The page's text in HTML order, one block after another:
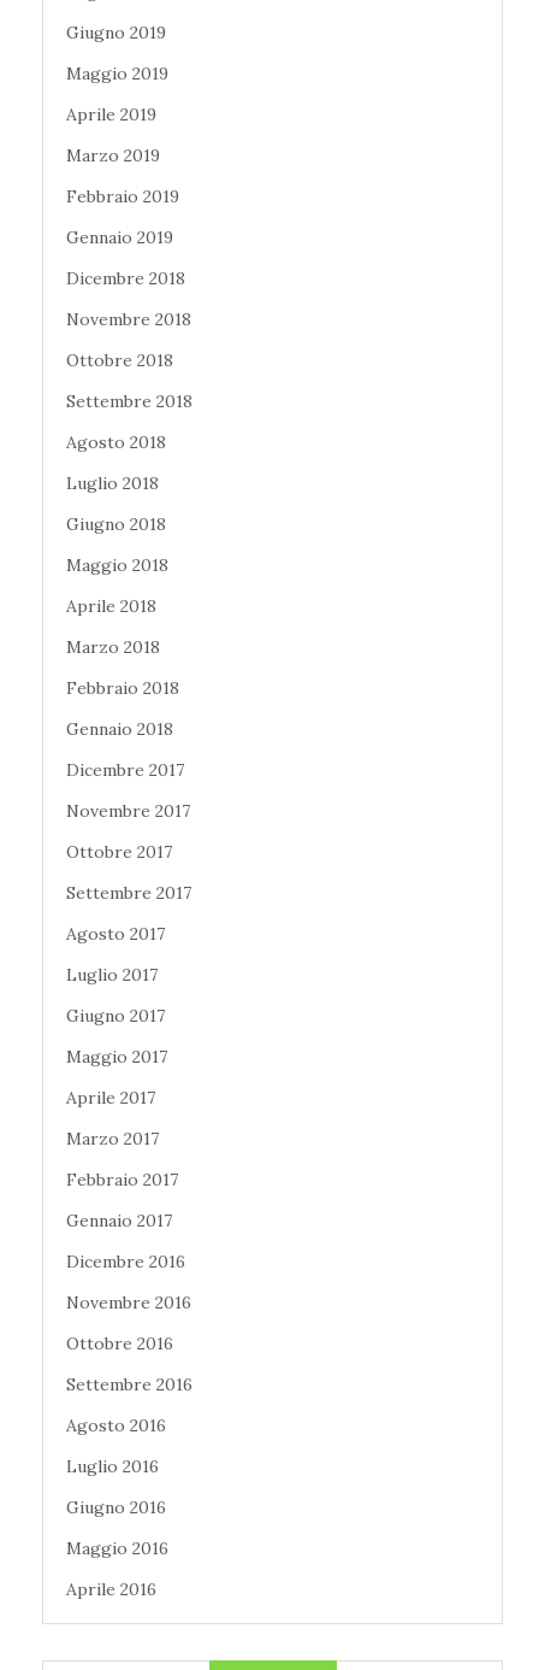
Giugno 2019
Maggio 2019
Aprile 2019
Marzo 2019
Febbraio 2019
Gennaio 2019
Dicembre 2018
Novembre 2018
Ottobre 2018
Settembre 2018
Agosto 2018
Luglio 2018
Giugno 2018
Maggio 2018
Aprile 2018
Marzo 2018
Febbraio 2018
Gennaio 2018
Dicembre 2017
Novembre 2017
Ottobre 2017
Settembre 2017
Agosto 2017
Luglio 2017
Giugno 2017
Maggio 2017
Aprile 2017
Marzo 2017
Febbraio 2017
Gennaio 2017
Dicembre 2016
Novembre 2016
Ottobre 2016
Settembre 2016
Agosto 2016
Luglio 2016
Giugno 2016
Maggio 2016
Aprile 2016